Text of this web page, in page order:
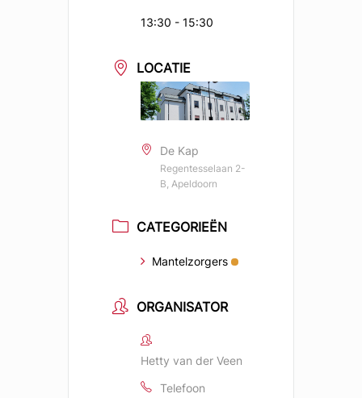
13:30 - 15:30
LOCATIE
De Kap
Regentesselaan 2-
B, Apeldoorn
CATEGORIEËN
Mantelzorgers
ORGANISATOR
Hetty van der Veen
Telefoon